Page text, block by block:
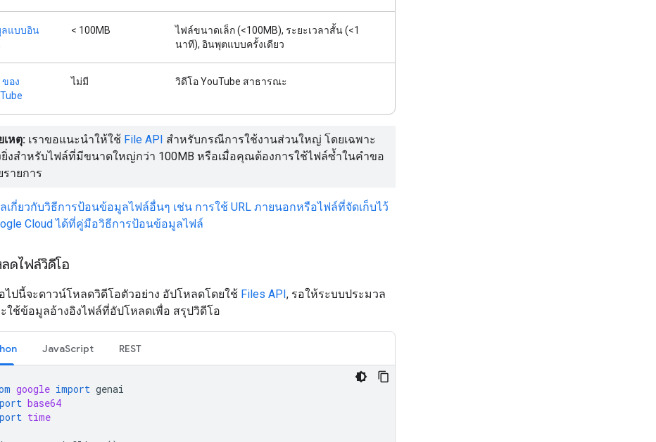
แบบอิน
< 100MB
ไฟล์ขนาดเล็ก (<100MB), ระยะเวลาสั้น (<1
นาที), อินพุตแบบครั้งเดียว
ของ
ไม่มี วิดีโอ YouTube สาธารณะ
เหตุ: เราขอแนะนำให้ใช้ File API สำหรับกรณีการใช้งานส่วนใหญ่ โดยเฉพาะ
ยิ่งสำหรับไฟล์ที่มีขนาดใหญ่กว่า 100MB หรือเมื่อคุณต้องการใช้ไฟล์ซ้ำในคำขอ
ายการ
เกี่ยวกับวิธีการป้อนข้อมูลไฟล์อื่นๆ เช่น การใช้ URL ภายนอกหรือไฟล์ที่จัดเก็บไว้
Cloud ได้ที่คู่มือวิธีการป้อนข้อมูลไฟล์
ดไฟล์วิดีโอ
ไปนี้จะดาวน์โหลดวิดีโอตัวอย่าง อัปโหลดโดยใช้ Files API, รอให้ระบบประมวล
ใช้ข้อมูลอ้างอิงไฟล์ที่อัปโหลดเพื่อ สรุปวิดีโอ
JavaScript REST
google import genai
base64
time